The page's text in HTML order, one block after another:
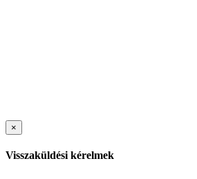
×
Visszaküldési kérelmek